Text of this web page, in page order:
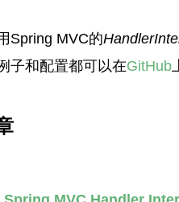
Spring MVC的
子和配置都可以在GitHub